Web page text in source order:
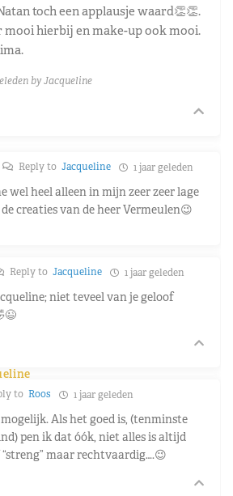
toch een applausje waard👏👏.
mooi hierbij en make-up ook mooi.
by Jacqueline
Reply to Jacqueline 1 jaar geleden
wel heel alleen in mijn zeer zeer lage
creaties van de heer Vermeulen😉
Reply to Jacqueline 1 jaar geleden
niet teveel van je geloof
to Roos 1 jaar geleden
mogelijk. Als het goed is, (tenminste
pen ik dat óók, niet alles is altijd
maar rechtvaardig….😉